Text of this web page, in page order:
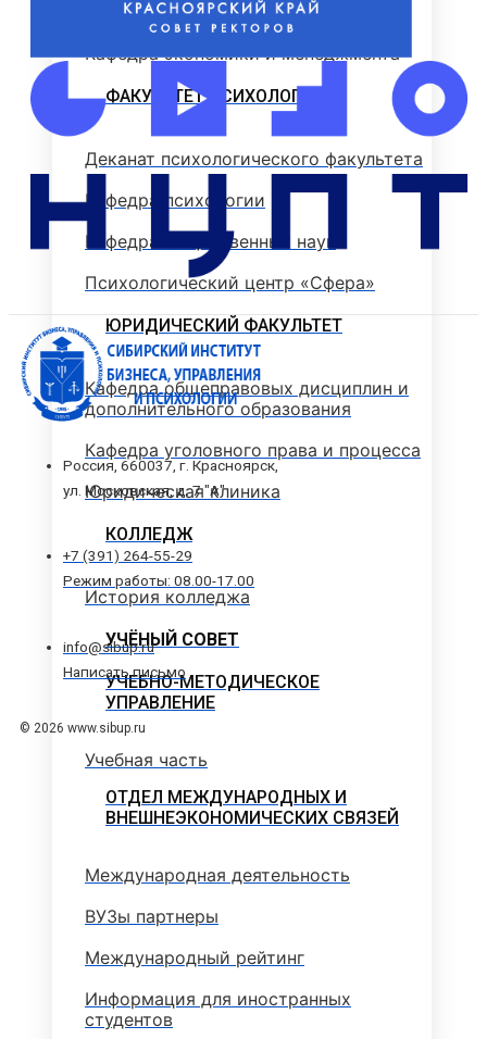
Кафедра экономики
Кафедра экономики и менеджмента
ФАКУЛЬТЕТ ПСИХОЛОГИИ
Деканат психологического факультета
Кафедра психологии
Кафедра общественных наук
Психологический центр «Сфера»
ЮРИДИЧЕСКИЙ ФАКУЛЬТЕТ
Кафедра общеправовых дисциплин и
дополнительного образования
Кафедра уголовного права и процесса
Юридическая клиника
КОЛЛЕДЖ
История колледжа
УЧЁНЫЙ СОВЕТ
УЧЕБНО-МЕТОДИЧЕСКОЕ
УПРАВЛЕНИЕ
Учебная часть
ОТДЕЛ МЕЖДУНАРОДНЫХ И
ВНЕШНЕЭКОНОМИЧЕСКИХ СВЯЗЕЙ
Международная деятельность
ВУЗы партнеры
Международный рейтинг
Информация для иностранных
студентов
Россия, 660037, г. Красноярск,
ул. Московская, д. 7 "А"
+7 (391) 264-55-29
Режим работы: 08.00-17.00
info@sibup.ru
Написать письмо
© 2026 www.sibup.ru